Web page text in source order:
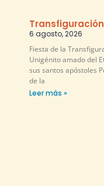
6 agosto, 2026
Fiesta de la
Unigénito amado del
sus santos apóstoles
de la
Leer más »